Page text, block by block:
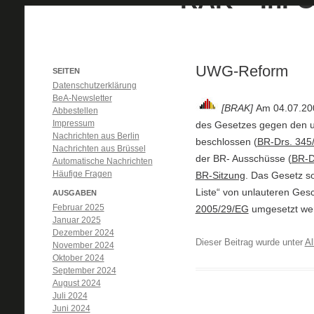
UWG-Reform
[BRAK] Am
des Gesetzes gegen den
beschlossen (BR-Drs.
der BR- Ausschüsse (BR-
BR-Sitzung . Das Gesetz
Liste“ von unlauteren
2005/29/EG umgesetzt
Dieser Beitrag wurde unter
SEITEN
Datenschutzerklärung
BeA-Newsletter
Abbestellen
Impressum
Nachrichten aus Berlin
Nachrichten aus Brüssel
Automatische Nachrichten
Häufige Fragen
AUSGABEN
Februar 2025
Januar 2025
Dezember 2024
November 2024
Oktober 2024
September 2024
August 2024
Juli 2024
Juni 2024